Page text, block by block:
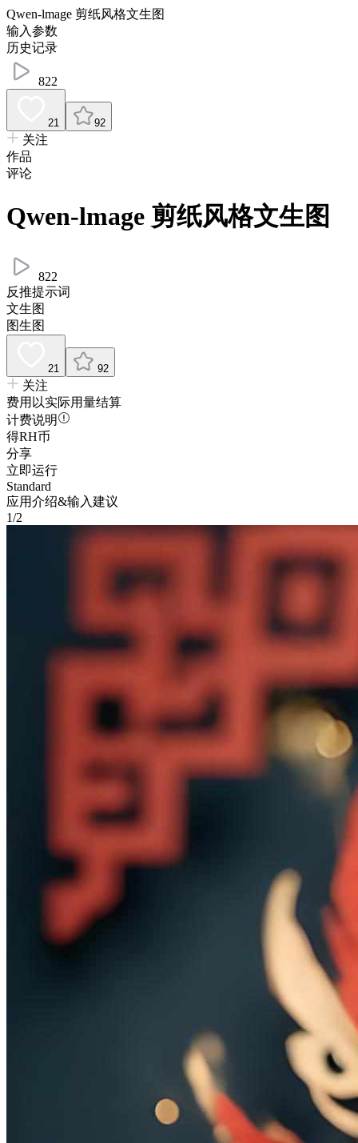
Qwen-lmage 剪纸风格文生图
输入参数
历史记录
822
21 92
关注
作品
评论
Qwen-lmage 剪纸风格文生图
822
反推提示词
文生图
图生图
21 92
关注
费用以实际用量结算
计费说明
得RH币
分享
立即运行
Standard
应用介绍&输入建议
1/2